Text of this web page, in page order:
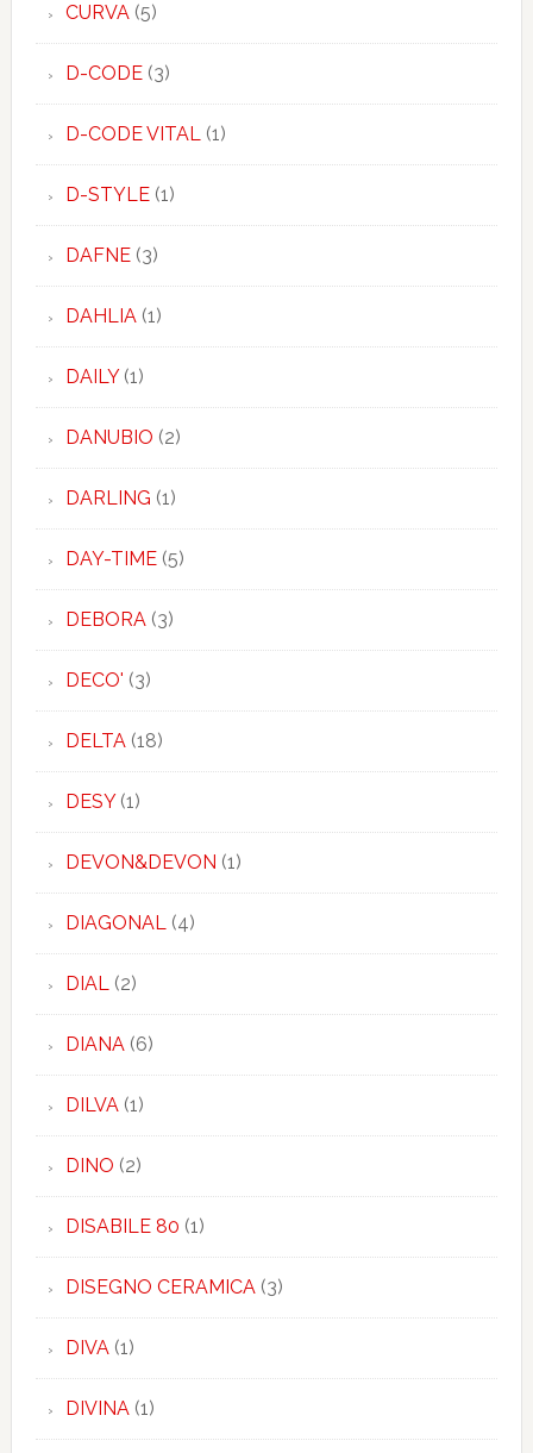
CURVA(5)
D-CODE(3)
D-CODE VITAL(1)
D-STYLE(1)
DAFNE(3)
DAHLIA(1)
DAILY(1)
DANUBIO (2)
DARLING (1)
DAY-TIME(5)
DEBORA(3)
DECO' (3)
DELTA(18)
DESY(1)
DEVON&DEVON (1)
DIAGONAL(4)
DIAL(2)
DIANA(6)
DILVA(1)
DINO (2)
DISABILE 80 (1)
DISEGNO CERAMICA(3)
DIVA(1)
DIVINA(1)